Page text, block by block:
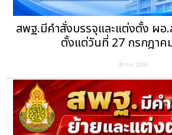
สพฐ.มีคำสั่งบรรจุและแต่งตั้ง ผอ
ตั้งแต่วันที่ 27 กรกฎาค
28 ก.ค. 2569